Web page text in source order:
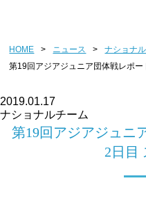
HOME > ニュース > ナショナ
第19回アジアジュニア団体戦レポ
2019.01.17
ナショナルチーム
第19回アジアジュ
2日目